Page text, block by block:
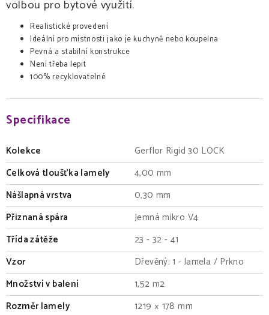
volbou pro bytové využití.
Realistické provedení
Ideální pro místnosti jako je kuchyně nebo koupelna
Pevná a stabilní konstrukce
Není třeba lepit
100% recyklovatelné
Specifikace
Kolekce
Gerflor Rigid 30 LOCK
Celková tloušťka lamely
4,00 mm
Nášlapná vrstva
0,30 mm
Přiznaná spára
Jemná mikro V4
Třída zátěže
23 - 32 - 41
Vzor
Dřevěný: 1 - lamela / Prkno
Množství v balení
1,52 m2
Rozměr lamely
1219 × 178 mm